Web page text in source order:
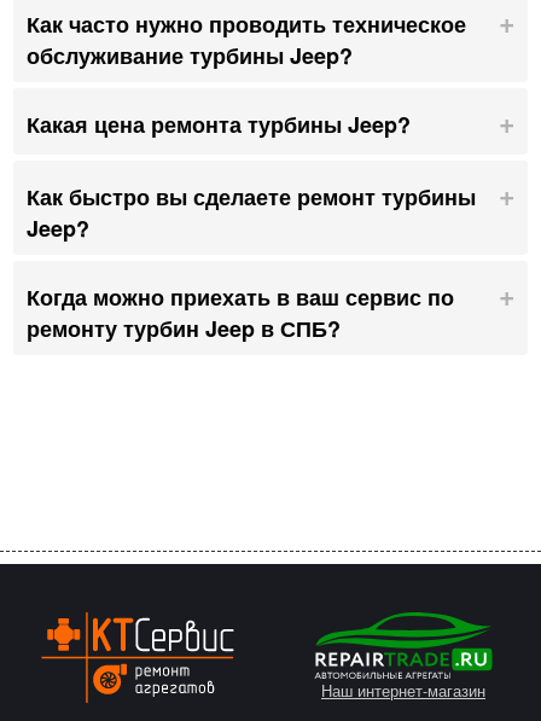
Как часто нужно проводить техническое
обслуживание турбины Jeep?
Какая цена ремонта турбины Jeep?
Как быстро вы сделаете ремонт турбины
Jeep?
Когда можно приехать в ваш сервис по
ремонту турбин Jeep в СПБ?
Наш интернет-магазин